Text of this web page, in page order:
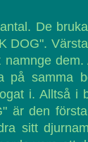
De
DOG".
på samma
i. Alltså i
är den
sitt